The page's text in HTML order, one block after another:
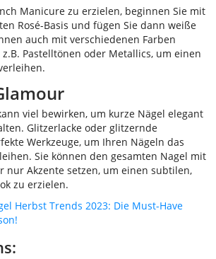
Manicure zu erzielen, beginnen Sie mit
Rosé-Basis und fügen Sie dann weiße
auch mit verschiedenen Farben
Pastelltönen oder Metallics, um einen
viel bewirken, um kurze Nägel elegant
Glitzerlacke oder glitzernde
Werkzeuge, um Ihren Nägeln das
Sie können den gesamten Nagel mit
nur Akzente setzen, um einen subtilen,
zu erzielen.
Herbst Trends 2023: Die Must-Have